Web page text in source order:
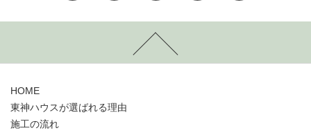
HOME
東神ハウスが選ばれる理由
施工の流れ